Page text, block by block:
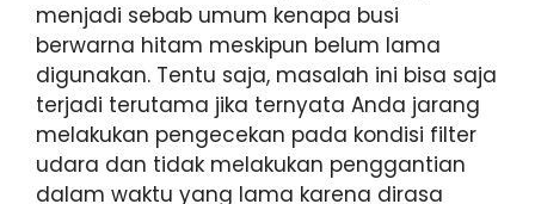
menjadi sebab umum kenapa busi
berwarna hitam meskipun belum lama
digunakan. Tentu saja, masalah ini bisa saja
terjadi terutama jika ternyata Anda jarang
melakukan pengecekan pada kondisi filter
udara dan tidak melakukan penggantian
dalam waktu yang lama karena dirasa